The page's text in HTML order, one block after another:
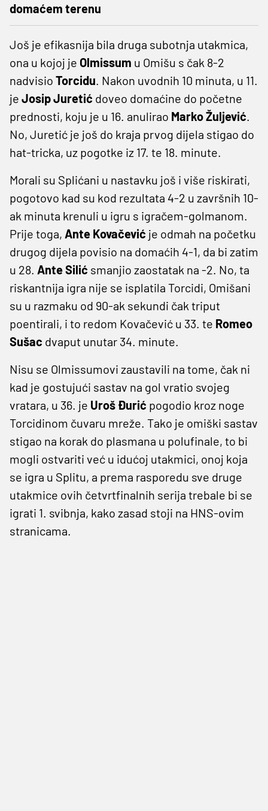
domaćem terenu
Još je efikasnija bila druga subotnja utakmica,
ona u kojoj je Olmissum u Omišu s čak 8-2
nadvisio Torcidu. Nakon uvodnih 10 minuta, u 11.
je Josip Juretić doveo domaćine do početne
prednosti, koju je u 16. anulirao Marko Žuljević.
No, Juretić je još do kraja prvog dijela stigao do
hat-tricka, uz pogotke iz 17. te 18. minute.
Morali su Splićani u nastavku još i više riskirati,
pogotovo kad su kod rezultata 4-2 u završnih 10-
ak minuta krenuli u igru s igračem-golmanom.
Prije toga, Ante Kovačević je odmah na početku
drugog dijela povisio na domaćih 4-1, da bi zatim
u 28. Ante Silić smanjio zaostatak na -2. No, ta
riskantnija igra nije se isplatila Torcidi, Omišani
su u razmaku od 90-ak sekundi čak triput
poentirali, i to redom Kovačević u 33. te Romeo
Sušac dvaput unutar 34. minute.
Nisu se Olmissumovi zaustavili na tome, čak ni
kad je gostujući sastav na gol vratio svojeg
vratara, u 36. je Uroš Đurić pogodio kroz noge
Torcidinom čuvaru mreže. Tako je omiški sastav
stigao na korak do plasmana u polufinale, to bi
mogli ostvariti već u idućoj utakmici, onoj koja
se igra u Splitu, a prema rasporedu sve druge
utakmice ovih četvrtfinalnih serija trebale bi se
igrati 1. svibnja, kako zasad stoji na HNS-ovim
stranicama.